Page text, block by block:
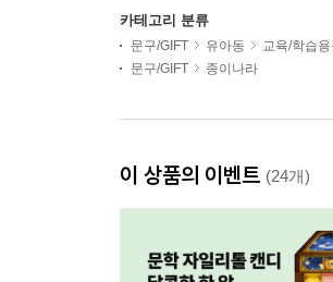
카테고리 분류
문구/GIFT 유아동 교육/학습용
문구/GIFT
종이나라
이 상품의 이벤트 (24개)